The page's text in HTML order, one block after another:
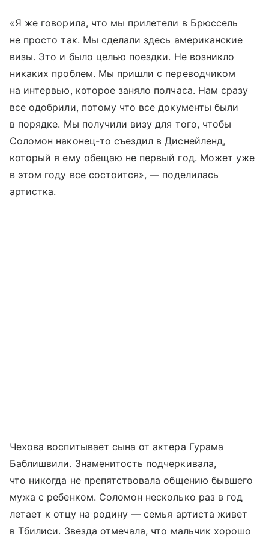
«Я же говорила, что мы прилетели в Брюссель
не просто так. Мы сделали здесь американские
визы. Это и было целью поездки. Не возникло
никаких проблем. Мы пришли с переводчиком
на интервью, которое заняло полчаса. Нам сразу
все одобрили, потому что все документы были
в порядке. Мы получили визу для того, чтобы
Соломон наконец-то съездил в Диснейленд,
который я ему обещаю не первый год. Может уже
в этом году все состоится», — поделилась
артистка.
Чехова воспитывает сына от актера Гурама
Баблишвили. Знаменитость подчеркивала,
что никогда не препятствовала общению бывшего
мужа с ребенком. Соломон несколько раз в год
летает к отцу на родину — семья артиста живет
в Тбилиси. Звезда отмечала, что мальчик хорошо